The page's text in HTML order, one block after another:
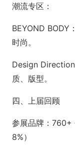
潮流专区：
BEYOND BODY
时尚。
Design
质、版型。
四、上届回顾
参展品牌：760+
8%）